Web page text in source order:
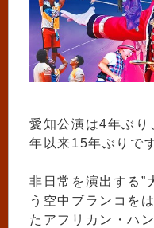
愛知公演は4年ぶ
年以来15年ぶりで
非日常を演出する”
う空中ブランコを
たアフリカン・ハ